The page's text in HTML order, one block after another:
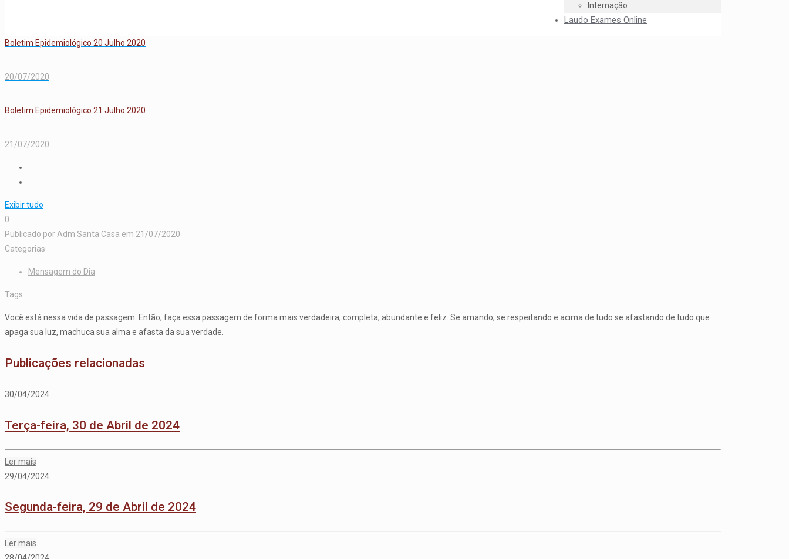
Internação
Laudo Exames Online
Boletim Epidemiológico 20 Julho 2020
20/07/2020
Boletim Epidemiológico 21 Julho 2020
21/07/2020
Exibir tudo
0
Publicado por Adm Santa Casa em 21/07/2020
Categorias
Mensagem do Dia
Tags
Você está nessa vida de passagem. Então, faça essa passagem de forma mais verdadeira, completa, abundante e feliz. Se amando, se respeitando e acima de tudo se afastando de tudo que
apaga sua luz, machuca sua alma e afasta da sua verdade.
Publicações relacionadas
30/04/2024
Terça-feira, 30 de Abril de 2024
Ler mais
29/04/2024
Segunda-feira, 29 de Abril de 2024
Ler mais